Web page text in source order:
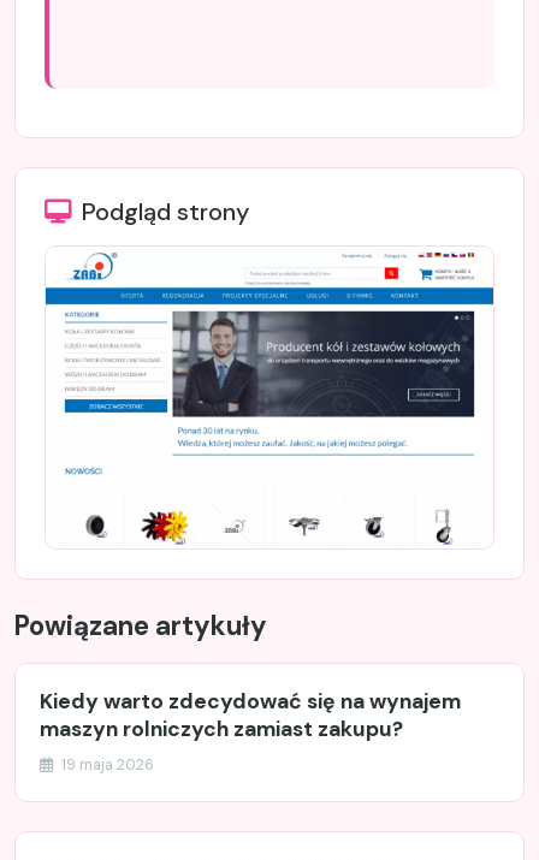
Podgląd strony
Powiązane artykuły
Kiedy warto zdecydować się na wynajem
maszyn rolniczych zamiast zakupu?
19 maja 2026